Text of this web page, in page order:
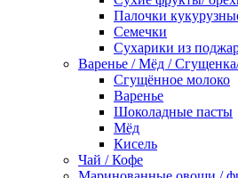
Палочки
Семечки
Сухарики из
Варенье / Мёд /
Сгущённое молоко
Варенье
Шоколадные пасты
Мёд
Кисель
Чай / Кофе